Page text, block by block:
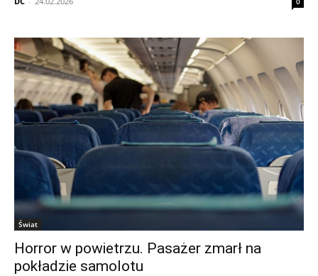
Świat
Horror w powietrzu. Pasażer zmarł na
pokładzie samolotu